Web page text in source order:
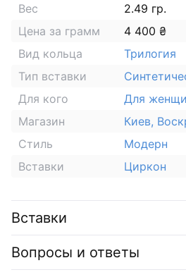
Вес
2.49 гр.
Цена за грамм
4 400 ₴
Вид кольца
Трилогия
Тип вставки
Для кого
Для
Магазин
Киев,
Стиль
Модерн
Вставки
Циркон
Вставки
Вопросы и ответы